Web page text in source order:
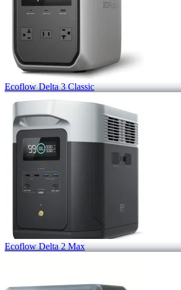
Ecoflow Delta 3 Classic
Ecoflow Delta 2 Max